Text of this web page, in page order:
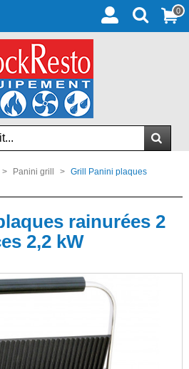
0
> Panini grill > Grill Panini plaques
rainurées 2
2,2 kW